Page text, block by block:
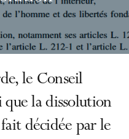
le Conseil
que la dissolution
décidée par le